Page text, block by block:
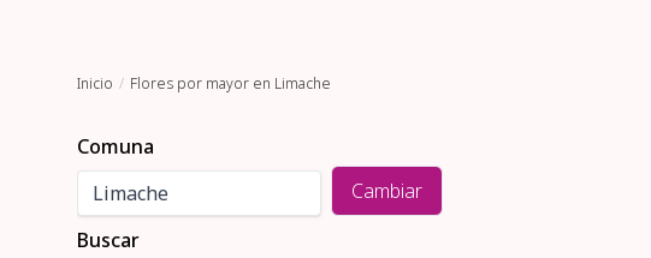
Inicio Flores por mayor en Limache
Comuna
Cambiar
Buscar